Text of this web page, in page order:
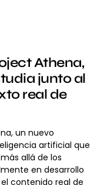
Athena,
junto al
real de
un nuevo
artificial que
allá de los
en desarrollo
contenido real de